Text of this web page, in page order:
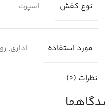
نوع کفش اسپرت
مورد استفاده اداری,
نظرات (0)